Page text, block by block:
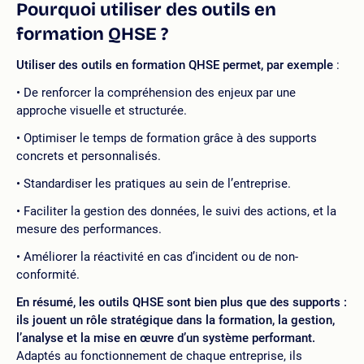
Pourquoi utiliser des outils en
formation QHSE ?
Utiliser des outils en formation QHSE permet, par exemple :
De renforcer la compréhension des enjeux par une
approche visuelle et structurée.
Optimiser le temps de formation grâce à des supports
concrets et personnalisés.
Standardiser les pratiques au sein de l’entreprise.
Faciliter la gestion des données, le suivi des actions, et la
mesure des performances.
Améliorer la réactivité en cas d’incident ou de non-
conformité.
En résumé, les outils QHSE sont bien plus que des supports :
ils jouent un rôle stratégique dans la formation, la gestion,
l’analyse et la mise en œuvre d’un système performant.
Adaptés au fonctionnement de chaque entreprise, ils